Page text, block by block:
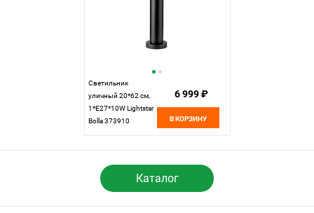
Светильник
уличный 20*62 см,
1*E27*10W Lightstar
Bolla 373910
6 999 ₽
В КОРЗИНУ
Каталог